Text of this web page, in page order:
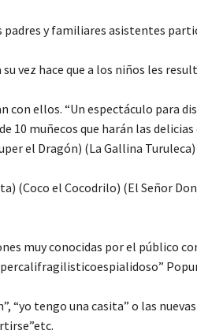
y familiares asistentes
vez hace que a los niños les
con ellos. “Un espectáculo para
10 muñecos que harán las delicias
el Dragón) (La Gallina
(Coco el Cocodrilo) (El Señor
muy conocidas por el público
“yo tengo una casita” o las